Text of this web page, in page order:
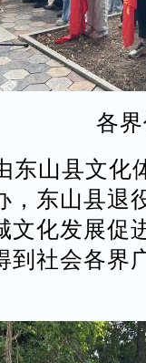
各
山县文化
，东山县退
文化发展促
到社会各界